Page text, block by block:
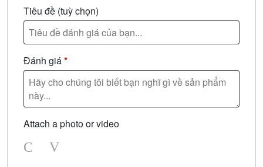
Tiêu đề (tuỳ chọn)
Đánh giá*
Attach a photo or video
Photo